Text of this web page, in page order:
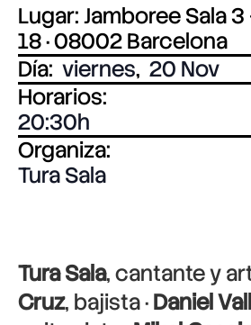
Lugar: Jamboree Sala 3
18 · 08002 Barcelona
Día: viernes, 20 Nov
Horarios:
20:30
Organiza:
Tura Sala
Tura Sala, cantante y
Cruz, bajista ·Daniel